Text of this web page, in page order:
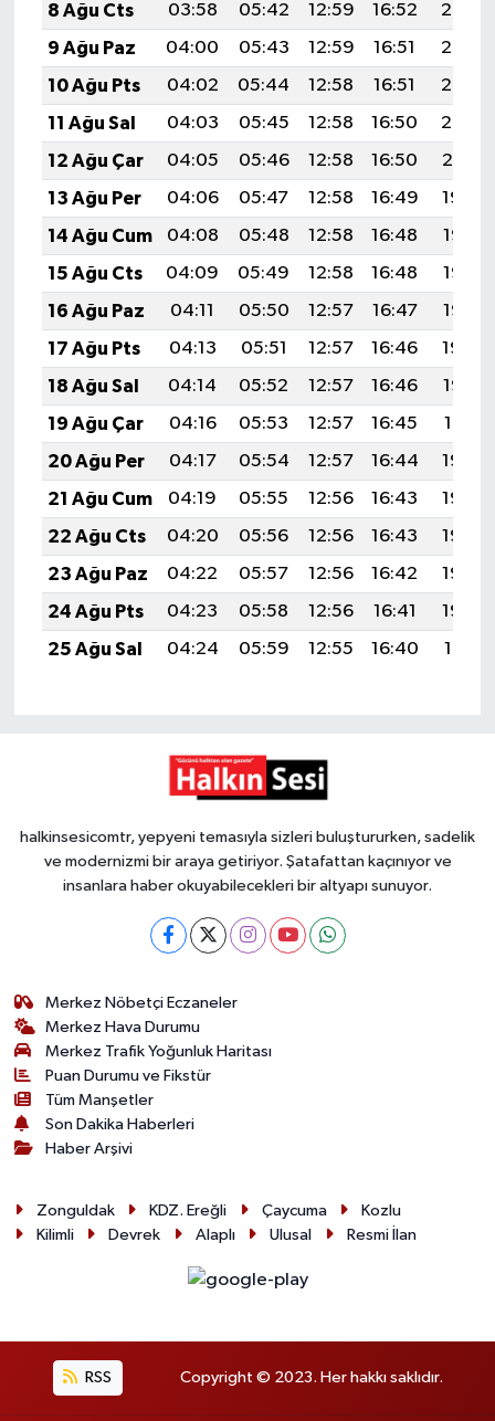
8 Ağu Cts
03:58 05:42 12:59 16:52
20:06
9 Ağu Paz
04:00 05:43 12:59 16:51
20:05
10 Ağu Pts
04:02 05:44 12:58 16:51
20:03
11 Ağu Sal
04:03 05:45 12:58 16:50
20:02
12 Ağu Çar
04:05 05:46 12:58 16:50
20:01
13 Ağu Per
04:06 05:47 12:58 16:49
19:59
14 Ağu Cum
04:08 05:48 12:58 16:48
19:58
15 Ağu Cts
04:09 05:49 12:58 16:48
19:56
16 Ağu Paz
04:11 05:50 12:57 16:47
19:55
17 Ağu Pts
04:13 05:51 12:57 16:46
19:54
18 Ağu Sal
04:14 05:52 12:57 16:46
19:52
19 Ağu Çar
04:16 05:53 12:57 16:45
19:51
20 Ağu Per
04:17 05:54 12:57 16:44
19:49
21 Ağu Cum
04:19 05:55 12:56 16:43
19:48
22 Ağu Cts
04:20 05:56 12:56 16:43
19:46
23 Ağu Paz
04:22 05:57 12:56 16:42
19:45
24 Ağu Pts
04:23 05:58 12:56 16:41
19:43
25 Ağu Sal
04:24 05:59 12:55 16:40 19:41
halkinsesicomtr, yepyeni temasıyla sizleri buluştururken, sadelik
ve modernizmi bir araya getiriyor. Şatafattan kaçınıyor ve
insanlara haber okuyabilecekleri bir altyapı sunuyor.
Merkez Nöbetçi Eczaneler
Merkez Hava Durumu
Merkez Trafik Yoğunluk Haritası
Puan Durumu ve Fikstür
Tüm Manşetler
Son Dakika Haberleri
Haber Arşivi
Zonguldak KDZ. Ereğli Çaycuma
Kozlu
Kilimli
Devrek Alaplı Ulusal Resmi İlan
RSS Copyright © 2023. Her hakkı saklıdır.